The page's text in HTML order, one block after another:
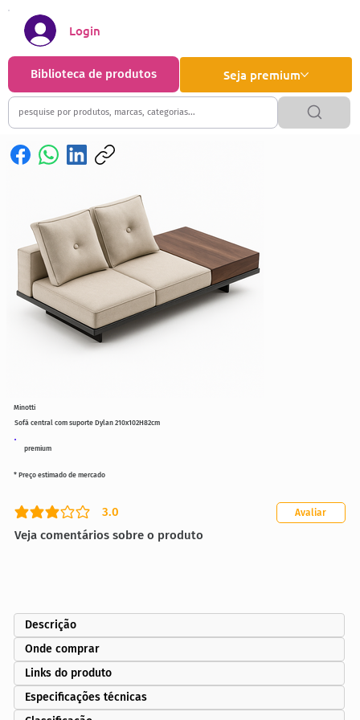
Seja premium
Biblioteca de produtos
Login
premium
Sofá central com suporte Dylan 210x102H82cm
3.0
classificação média é 3 de 5
Veja comentários sobre o produto
Avaliar
* Preço estimado de mercado
Minotti
Descrição
Onde comprar
Links do produto
Especificações técnicas